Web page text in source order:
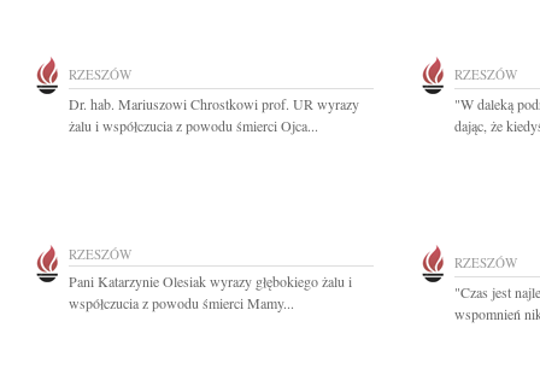
RZESZÓW
Dr. hab. Mariuszowi Chrostkowi prof. UR wyrazy
żalu i współczucia z powodu śmierci Ojca...
RZESZÓW
"W daleką
dając, że
RZESZÓW
Pani Katarzynie Olesiak wyrazy głębokiego żalu i
współczucia z powodu śmierci Mamy...
RZESZÓW
"Czas jest
wspomnień